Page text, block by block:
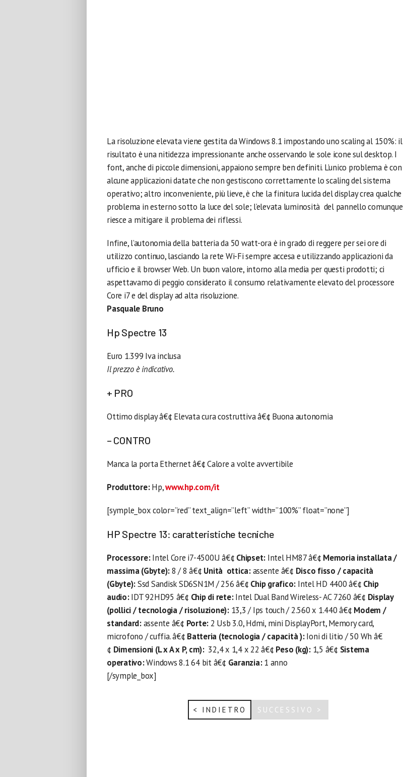
La risoluzione elevata viene gestita da Windows 8.1 impostando uno scaling al 150%: il
risultato è una nitidezza impressionante anche osservando le sole icone sul desktop. I
font, anche di piccole dimensioni, appaiono sempre ben definiti. L’unico problema è con
alcune applicazioni datate che non gestiscono correttamente lo scaling del sistema
operativo; altro inconveniente, più lieve, è che la finitura lucida del display crea qualche
problema in esterno sotto la luce del sole; l’elevata luminosità del pannello comunque
riesce a mitigare il problema dei riflessi.
Infine, l’autonomia della batteria da 50 watt-ora è in grado di reggere per sei ore di
utilizzo continuo, lasciando la rete Wi-Fi sempre accesa e utilizzando applicazioni da
ufficio e il browser Web. Un buon valore, intorno alla media per questi prodotti; ci
aspettavamo di peggio considerato il consumo relativamente elevato del processore
Core i7 e del display ad alta risoluzione.
Pasquale Bruno
Hp Spectre 13
Euro 1.399 Iva inclusa
Il prezzo è indicativo.
+ PRO
Ottimo display â€¢ Elevata cura costruttiva â€¢ Buona autonomia
– CONTRO
Manca la porta Ethernet â€¢ Calore a volte avvertibile
Produttore:Hp,www.hp.com/it
[symple_box color=”red” text_align=”left” width=”100%” float=”none”]
HP Spectre 13: caratteristiche tecniche
Processore:Intel Core i7-4500U â€¢ Chipset: Intel HM87 â€¢ Memoria installata /
massima (Gbyte):8 / 8 â€¢ Unità ottica:assente â€¢ Disco fisso / capacità
(Gbyte):Ssd Sandisk SD6SN1M / 256 â€¢ Chip grafico: Intel HD 4400 â€¢ Chip
audio:IDT 92HD95 â€¢ Chip di rete:Intel Dual Band Wireless- AC 7260 â€¢ Display
(pollici / tecnologia / risoluzione): 13,3 / Ips touch / 2.560 x 1.440 â€¢ Modem /
standard:assente â€¢ Porte:2 Usb 3.0, Hdmi, mini DisplayPort, Memory card,
microfono / cuffia. â€¢ Batteria (tecnologia / capacità ):Ioni di litio / 50 Wh â€
¢ Dimensioni (L x A x P, cm):32,4 x 1,4 x 22 â€¢ Peso (kg):1,5 â€¢ Sistema
operativo:Windows 8.1 64 bit â€¢ Garanzia:1 anno
[/symple_box]
< INDIETRO SUCCESSIVO >